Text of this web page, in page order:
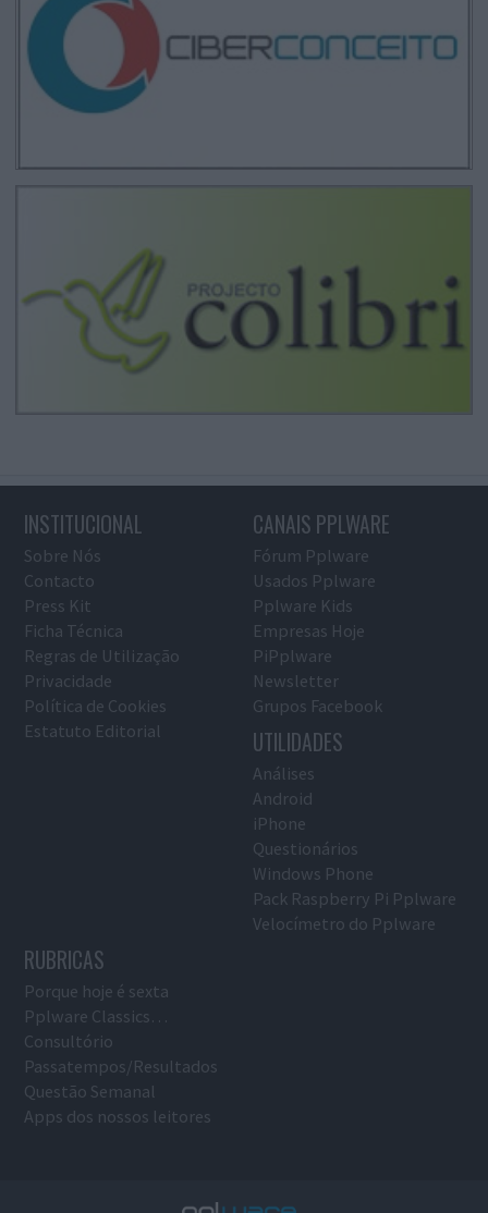
INSTITUCIONAL
Sobre Nós
Contacto
Press Kit
Ficha Técnica
Regras de Utilização
Privacidade
Política de Cookies
Estatuto Editorial
CANAIS PPLWARE
Fórum Pplware
Usados Pplware
Pplware Kids
Empresas Hoje
PiPplware
Newsletter
Grupos Facebook
UTILIDADES
Análises
Android
iPhone
Questionários
Windows Phone
Pack Raspberry Pi Pplware
Velocímetro do Pplware
RUBRICAS
Porque hoje é sexta
Pplware Classics…
Consultório
Passatempos/Resultados
Questão Semanal
Apps dos nossos leitores